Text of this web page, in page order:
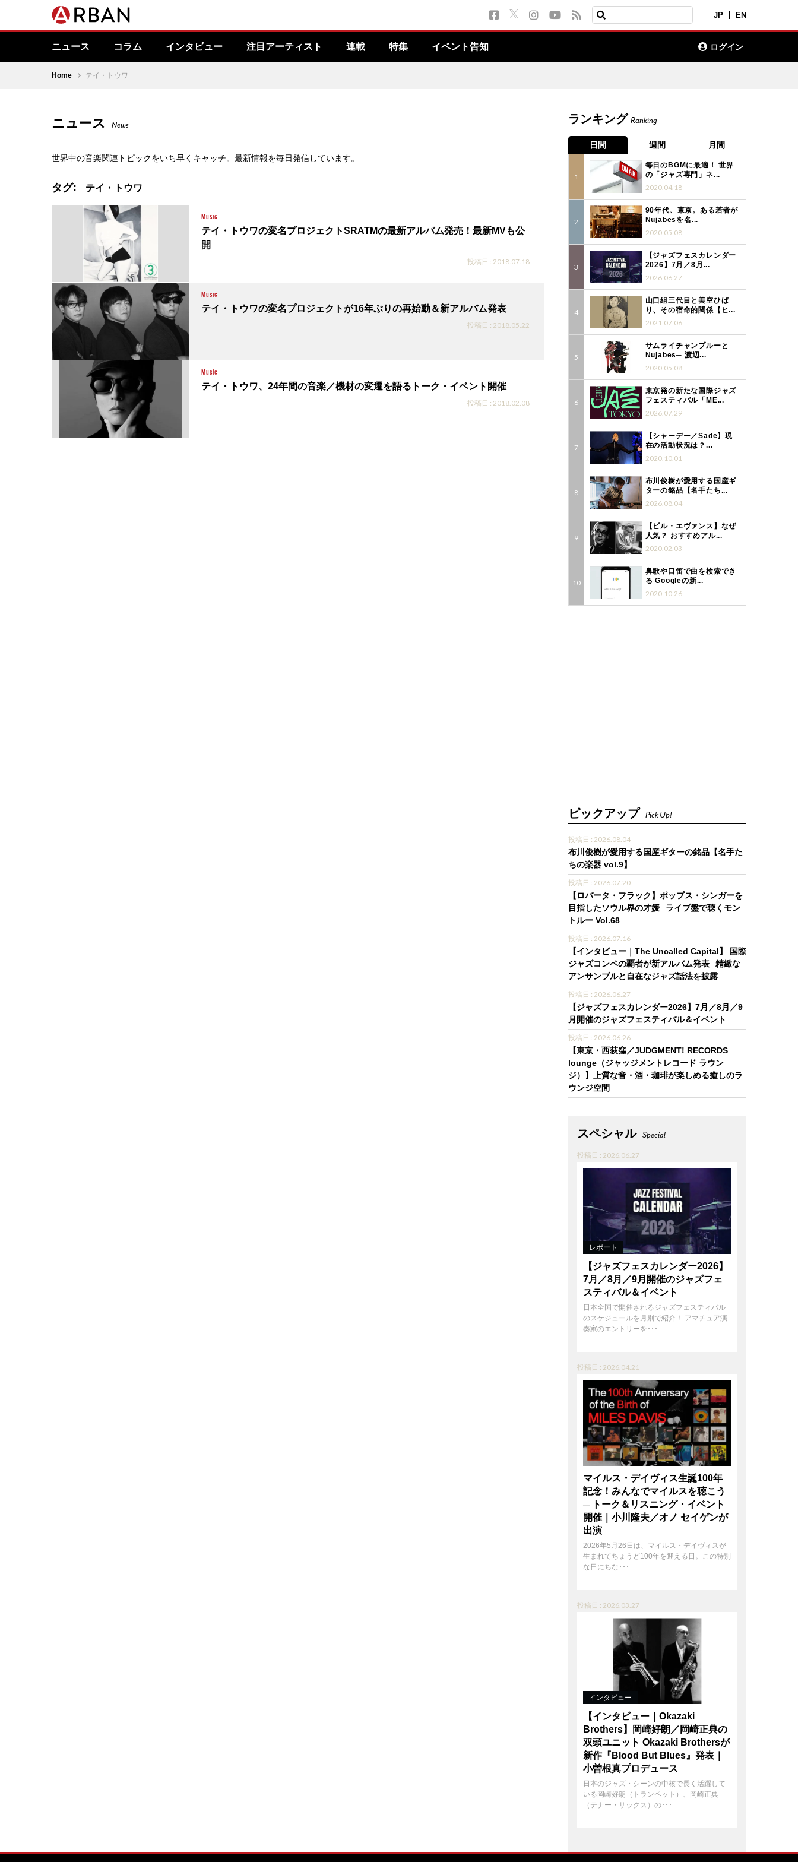
JP EN
ニュース コラム インタビュー 注目アーティスト 連載 特集 イベント告知 ログイン
Home テイ・トウワ
ニュース News
世界中の音楽関連トピックをいち早くキャッチ。最新情報を毎日発信しています。
タグ: テイ・トウワ
Music
テイ・トウワの変名プロジェクトSRATMの最新アルバム発売！最新MVも公
開
投稿日 : 2018.07.18
Music
テイ・トウワの変名プロジェクトが16年ぶりの再始動＆新アルバム発表
投稿日 : 2018.05.22
Music
テイ・トウワ、24年間の音楽／機材の変遷を語るトーク・イベント開催
投稿日 : 2018.02.08
ランキング Ranking
日間 週間 月間
毎日のBGMに最適！ 世界
の「ジャズ専門」ネ...
2020.04.18
90年代、東京。ある若者が
Nujabesを名...
2020.05.08
【ジャズフェスカレンダー
2026】7月／8月...
2026.06.27
山口組三代目と美空ひば
り、その宿命的関係【ヒ...
2021.07.06
サムライチャンプルーと
Nujabes─ 渡辺...
2020.05.08
東京発の新たな国際ジャズ
フェスティバル「ME...
2026.07.29
【シャーデー／Sade】現
在の活動状況は？...
2020.10.01
布川俊樹が愛用する国産ギ
ターの銘品【名手たち...
2026.08.04
【ビル・エヴァンス】なぜ
人気？ おすすめアル...
2020.02.03
鼻歌や口笛で曲を検索でき
る Googleの新...
2020.10.26
ピックアップ Pick Up!
投稿日 : 2026.08.04
布川俊樹が愛用する国産ギターの銘品【名手た
ちの楽器 vol.9】
投稿日 : 2026.07.20
【ロバータ・フラック】ポップス・シンガーを
目指したソウル界の才媛─ライブ盤で聴くモン
トルー Vol.68
投稿日 : 2026.07.16
【インタビュー｜The Uncalled Capital】 国際
ジャズコンペの覇者が新アルバム発表─精緻な
アンサンブルと自在なジャズ話法を披露
投稿日 : 2026.06.27
【ジャズフェスカレンダー2026】7月／8月／9
月開催のジャズフェスティバル＆イベント
投稿日 : 2026.06.26
【東京・西荻窪／JUDGMENT! RECORDS
lounge（ジャッジメントレコード ラウン
ジ）】上質な音・酒・珈琲が楽しめる癒しのラ
ウンジ空間
スペシャル Special
投稿日 : 2026.06.27
レポート
【ジャズフェスカレンダー2026】
7月／8月／9月開催のジャズフェ
スティバル＆イベント
日本全国で開催されるジャズフェスティバル
のスケジュールを月別で紹介！ アマチュア演
奏家のエントリーを･･･
投稿日 : 2026.04.21
マイルス・デイヴィス生誕100年
記念！みんなでマイルスを聴こう
─ トーク＆リスニング・イベント
開催｜小川隆夫／オノ セイゲンが
出演
2026年5月26日は、マイルス・デイヴィスが
生まれてちょうど100年を迎える日。この特別
な日にちな･･･
投稿日 : 2026.03.27
インタビュー
【インタビュー｜Okazaki
Brothers】岡崎好朗／岡崎正典の
双頭ユニット Okazaki Brothersが
新作『Blood But Blues』発表｜
小曽根真プロデュース
日本のジャズ・シーンの中核で長く活躍して
いる岡崎好朗（トランペット）、岡崎正典
（テナー・サックス）の･･･